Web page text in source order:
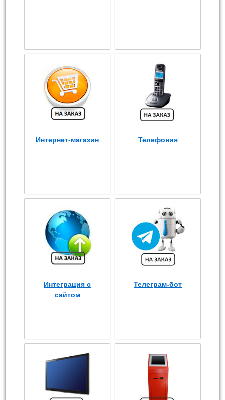
Интернет-магазин Телефония
Интеграция с
сайтом
Телеграм-бот